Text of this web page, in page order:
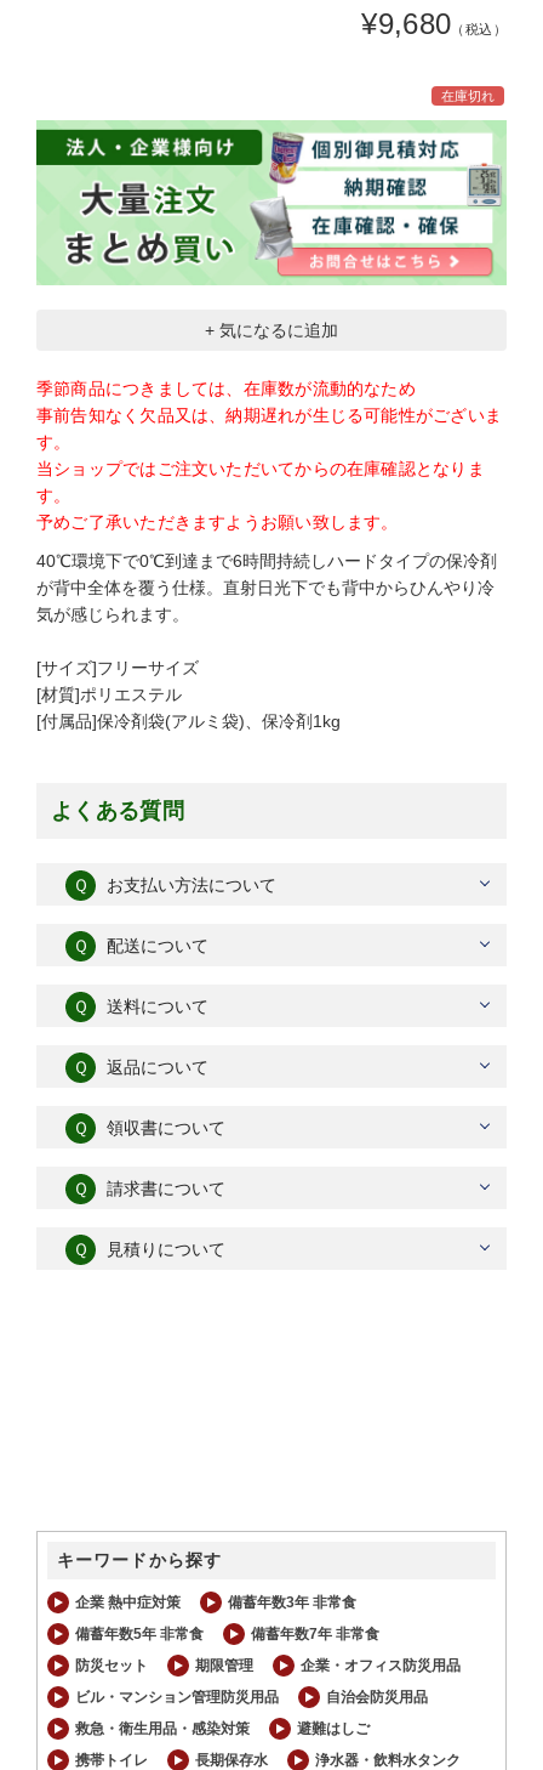
¥9,680 （税込）
在庫切れ
+ 気になるに追加
季節商品につきましては、在庫数が流動的なため
事前告知なく欠品又は、納期遅れが生じる可能性がございま
す。
当ショップではご注文いただいてからの在庫確認となりま
す。
予めご了承いただきますようお願い致します。
40℃環境下で0℃到達まで6時間持続しハードタイプの保冷剤
が背中全体を覆う仕様。直射日光下でも背中からひんやり冷
気が感じられます。
[サイズ]フリーサイズ
[材質]ポリエステル
[付属品]保冷剤袋(アルミ袋)、保冷剤1kg
よくある質問
Ｑ お支払い方法について
Ｑ 配送について
Ｑ 送料について
Ｑ 返品について
Ｑ 領収書について
Ｑ 請求書について
Ｑ 見積りについて
キーワードから探す
企業 熱中症対策
備蓄年数3年 非常食
備蓄年数5年 非常食
備蓄年数7年 非常食
防災セット
期限管理
企業・オフィス防災用品
ビル・マンション管理防災用品
自治会防災用品
救急・衛生用品・感染対策
避難はしご
携帯トイレ
長期保存水
浄水器・飲料水タンク